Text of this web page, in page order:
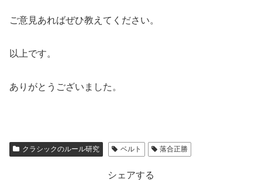
ご意見あればぜひ教えてください。
以上です。
ありがとうございました。
クラシックのルール研究 ベルト 落合正勝
シェアする